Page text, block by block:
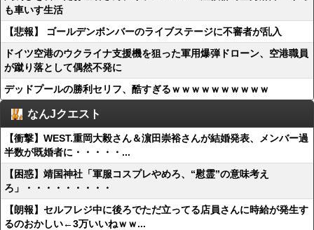
も車いす生活
【悲報】 ゴールデンボンバーのライブステージに不審者が乱入
ドイツ空港のウクライナ支援機を狙った軍用爆弾ドローン、空港職員
が蹴り落として偶然不発に
デッドプールの勝利セリフ、酷すぎるｗｗｗｗｗｗｗｗｗｗ
なんJクエスト
【衝撃】WEST.重岡大毅さん＆濵田崇裕さんが結婚発表、メンバー過
半数が既婚者に・・・・・...
【困惑】靖国神社「軍服コスプレやめろ、“慰霊”の意味考え
ろ」・・・・・・・・・
【朗報】セルフレジ中に後ろでただ立ってる店員さんに時給が発生す
るのおかしい←3万いいねｗｗ...